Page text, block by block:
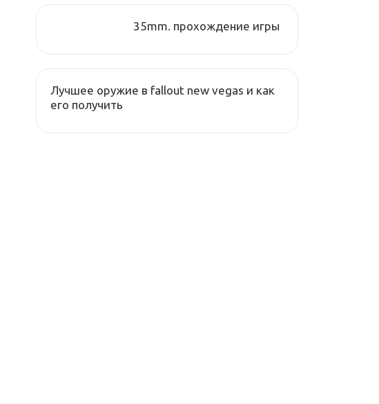
35mm. прохождение игры
Лучшее оружие в fallout new vegas и как
его получить